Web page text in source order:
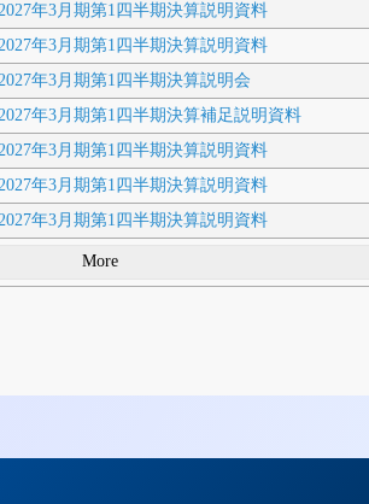
年3月期第1四半期決算説明資料
年3月期第1四半期決算説明資料
年3月期第1四半期決算説明会
年3月期第1四半期決算補足説明資料
年3月期第1四半期決算説明資料
年3月期第1四半期決算説明資料
年3月期第1四半期決算説明資料
More